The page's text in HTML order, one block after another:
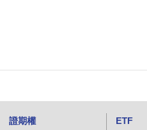
證期權 ETF